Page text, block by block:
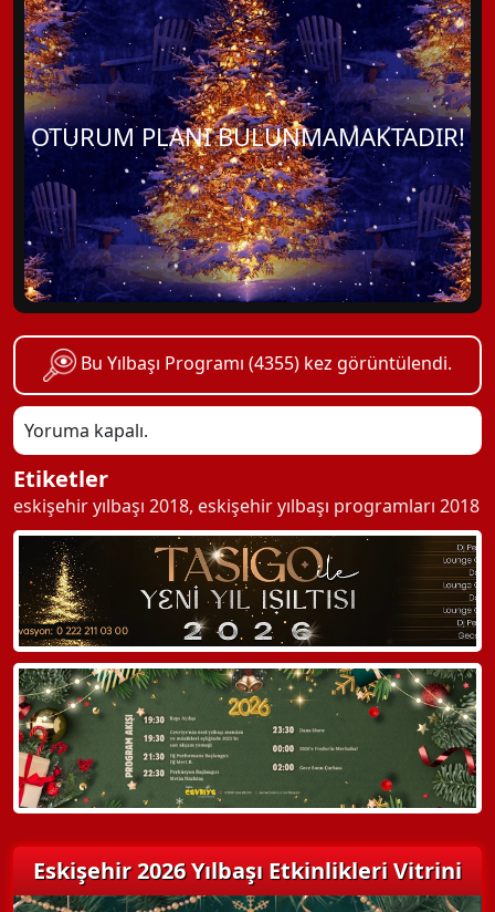
OTURUM PLANI BULUNMAMAKTADIR!
Bu Yılbaşı Programı (4355) kez görüntülendi.
Yoruma kapalı.
Etiketler
eskişehir yılbaşı 2018, eskişehir yılbaşı programları 2018
Eskişehir 2026 Yılbaşı Etkinlikleri Vitrini